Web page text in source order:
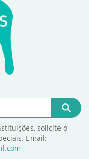
solicite o
Email: